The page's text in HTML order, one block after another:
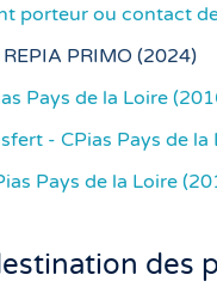
porteur ou contact
REPIA PRIMO (2024)
Pays de la Loire
- CPias Pays de la
Pays de la Loire
des